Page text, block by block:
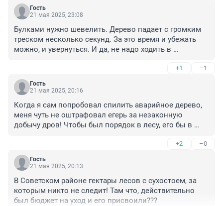
Гость
21 мая 2025, 23:08
Булками нужно шевелить. Дерево падает с громким
треском несколько секунд. За это время и убежать
можно, и увернуться. И да, не надо ходить в
+1 –1
Гость
21 мая 2025, 20:16
Когда я сам попробовал спилить аварийное дерево,
меня чуть не оштрафовал егерь за незаконную
добычу дров! Чтобы был порядок в лесу, его бы в
+2 –0
Гость
21 мая 2025, 20:13
В Советском районе гектары лесов с сухостоем, за
которым никто не следит! Там что, действительно
был бюджет на уход и его присвоили???